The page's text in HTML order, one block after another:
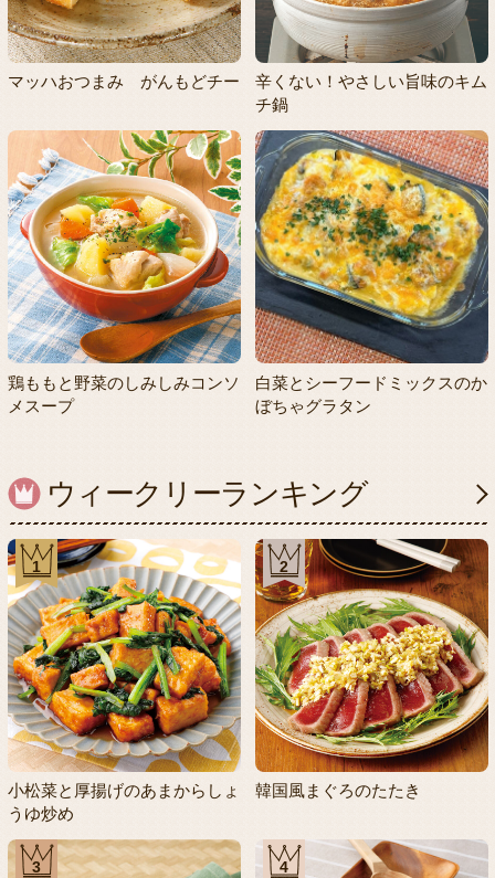
マッハおつまみ がんもどチー
辛くない！やさしい旨味のキム
チ鍋
鶏ももと野菜のしみしみコンソ
メスープ
白菜とシーフードミックスのか
ぼちゃグラタン
ウィークリーランキング
1
小松菜と厚揚げのあまからしょ
うゆ炒め
2
韓国風まぐろのたたき
3 4